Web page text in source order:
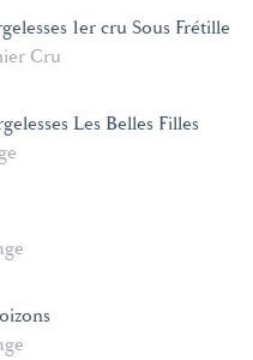
1er cru Sous Frétille
Cru
Les Belles Filles